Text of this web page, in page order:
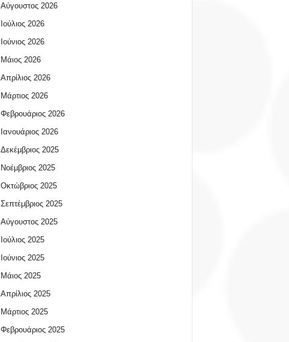
Αύγουστος 2026
Ιούλιος 2026
Ιούνιος 2026
Μάιος 2026
Απρίλιος 2026
Μάρτιος 2026
Φεβρουάριος 2026
Ιανουάριος 2026
Δεκέμβριος 2025
Νοέμβριος 2025
Οκτώβριος 2025
Σεπτέμβριος 2025
Αύγουστος 2025
Ιούλιος 2025
Ιούνιος 2025
Μάιος 2025
Απρίλιος 2025
Μάρτιος 2025
Φεβρουάριος 2025